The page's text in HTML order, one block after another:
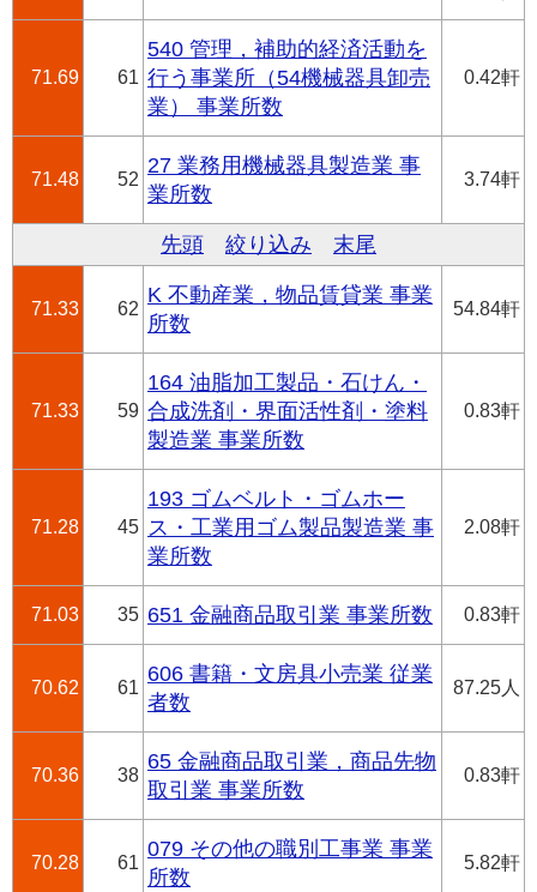
71.69 61
540 管理，補助的経済活動を
行う事業所（54機械器具卸売
業） 事業所数
0.42軒
71.48 52
27 業務用機械器具製造業 事
業所数
3.74軒
先頭 絞り込み 末尾
71.33 62
K 不動産業，物品賃貸業 事業
所数
54.84軒
71.33 59
164 油脂加工製品・石けん・
合成洗剤・界面活性剤・塗料
製造業 事業所数
0.83軒
71.28 45
193 ゴムベルト・ゴムホー
ス・工業用ゴム製品製造業 事
業所数
2.08軒
71.03 35 651 金融商品取引業 事業所数 0.83軒
70.62 61
606 書籍・文房具小売業 従業
者数
87.25人
70.36 38
65 金融商品取引業，商品先物
取引業 事業所数
0.83軒
70.28 61
079 その他の職別工事業 事業
所数
5.82軒